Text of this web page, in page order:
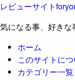
レビューサイト
気になる事、好きな
ホーム
このサイトに
カテゴリー一覧